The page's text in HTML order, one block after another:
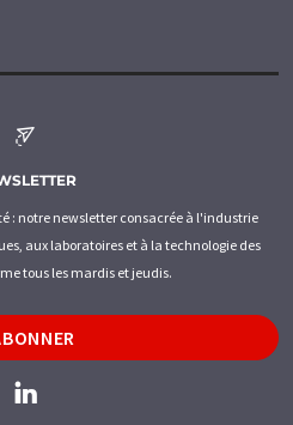
: notre newsletter consacrée à l'industrie
aux laboratoires et à la technologie des
tous les mardis et jeudis.